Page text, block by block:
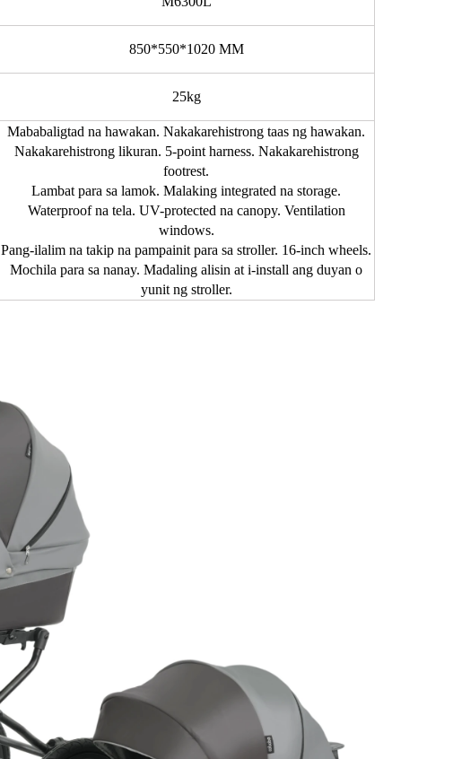
850*550*1020 MM
25kg
Mababaligtad na hawakan. Nakakarehistrong taas ng hawakan.
Nakakarehistrong likuran. 5-point harness. Nakakarehistrong
footrest.
Lambat para sa lamok. Malaking integrated na storage.
Waterproof na tela. UV-protected na canopy. Ventilation
windows.
Pang-ilalim na takip na pampainit para sa stroller. 16-inch wheels.
Mochila para sa nanay. Madaling alisin at i-install ang duyan o
yunit ng stroller.